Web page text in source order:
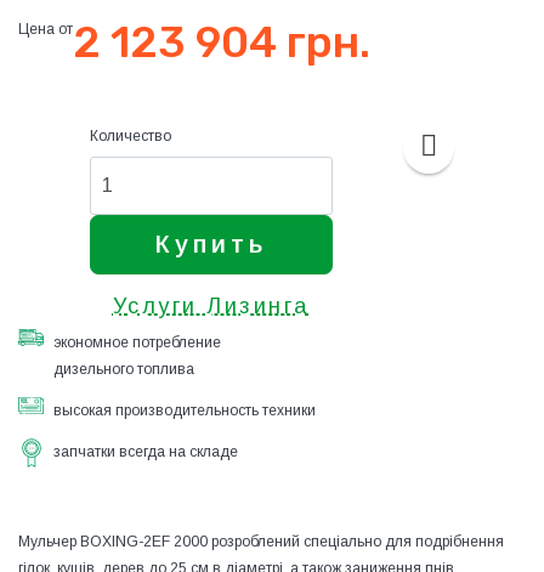
Цена от2 123 904 грн.
Количество
Купить
Услуги Лизинга
экономное потребление
дизельного топлива
высокая производительность техники
запчатки всегда на складе
Мульчер BOXING-2EF 2000 розроблений спеціально для подрібнення
гілок, кущів, дерев до 25 см в діаметрі, а також заниження пнів,